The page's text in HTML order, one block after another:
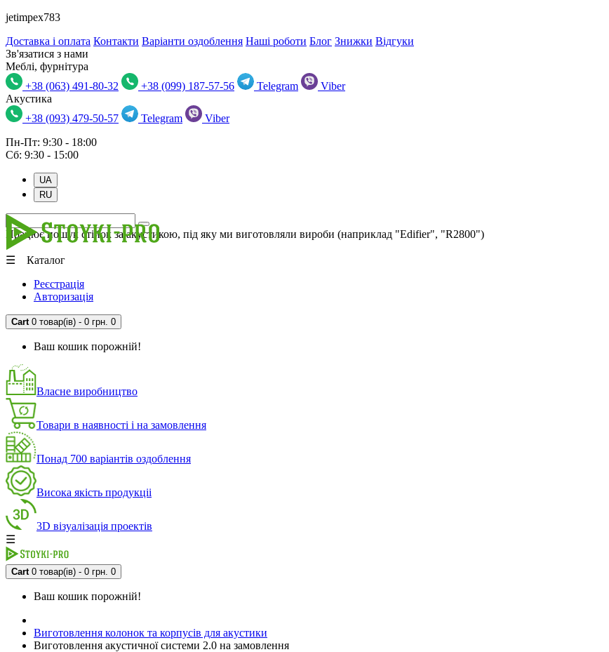
jetimpex783
Доставка і оплата Контакти Варіанти оздоблення Наші роботи Блог Знижки Відгуки
Зв'язатися з нами
Меблі, фурнітура
+38 (063) 491-80-32
+38 (099) 187-57-56 Telegram
Viber
Акустика
+38 (093) 479-50-57
Telegram
Viber
Пн-Пт: 9:30 - 18:00
Сб: 9:30 - 15:00
UA
RU
Працює пошук стійок за акустикою, під яку ми виготовляли вироби (наприклад "Edifier", "R2800")
☰ Каталог
Реєстрація
Авторизація
Cart 0 товар(ів) - 0 грн. 0
Ваш кошик порожній!
Власне виробництво
Товари в наявності і на замовлення
Понад 700 варіантів оздоблення
Висока якість продукціі
3D візуалізація проектів
☰
Cart 0 товар(ів) - 0 грн. 0
Ваш кошик порожній!
Виготовлення колонок та корпусів для акустики
Виготовлення акустичної системи 2.0 на замовлення